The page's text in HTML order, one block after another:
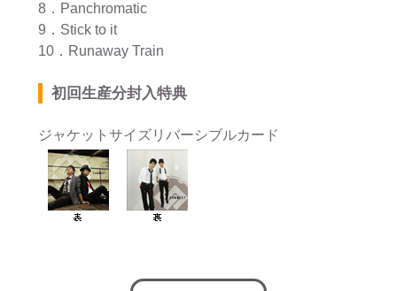
8．Panchromatic
9．Stick to it
10．Runaway Train
初回生産分封入特典
ジャケットサイズリバーシブルカード